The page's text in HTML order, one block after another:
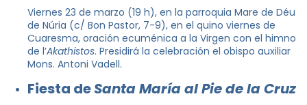
Viernes 23 de marzo (19 h), en la parroquia Mare de Déu
de Núria (c/ Bon Pastor, 7-9), en el quino viernes de
Cuaresma, oración ecuménica a la Virgen con el himno
de l’Akathistos. Presidirá la celebración el obispo auxiliar
Mons. Antoni Vadell.
Fiesta deSanta María al Pie de la Cruz